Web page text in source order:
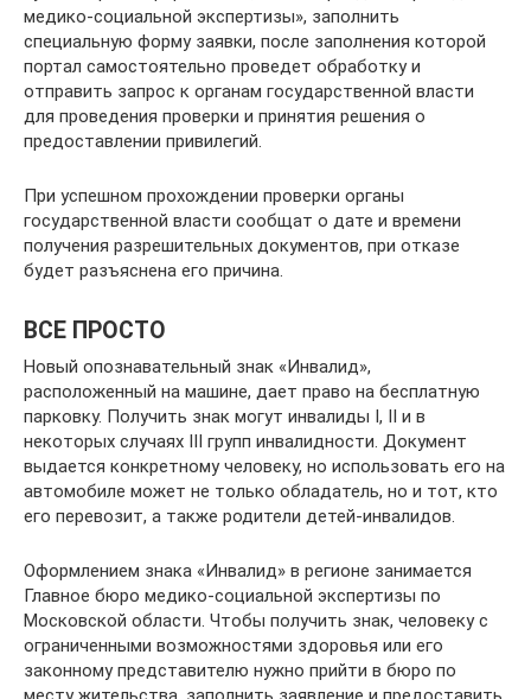
медико-социальной экспертизы», заполнить
специальную форму заявки, после заполнения которой
портал самостоятельно проведет обработку и
отправить запрос к органам государственной власти
для проведения проверки и принятия решения о
предоставлении привилегий.
При успешном прохождении проверки органы
государственной власти сообщат о дате и времени
получения разрешительных документов, при отказе
будет разъяснена его причина.
ВСЕ ПРОСТО
Новый опознавательный знак «Инвалид»,
расположенный на машине, дает право на бесплатную
парковку. Получить знак могут инвалиды I, II и в
некоторых случаях III групп инвалидности. Документ
выдается конкретному человеку, но использовать его на
автомобиле может не только обладатель, но и тот, кто
его перевозит, а также родители детей-инвалидов.
Оформлением знака «Инвалид» в регионе занимается
Главное бюро медико-социальной экспертизы по
Московской области. Чтобы получить знак, человеку с
ограниченными возможностями здоровья или его
законному представителю нужно прийти в бюро по